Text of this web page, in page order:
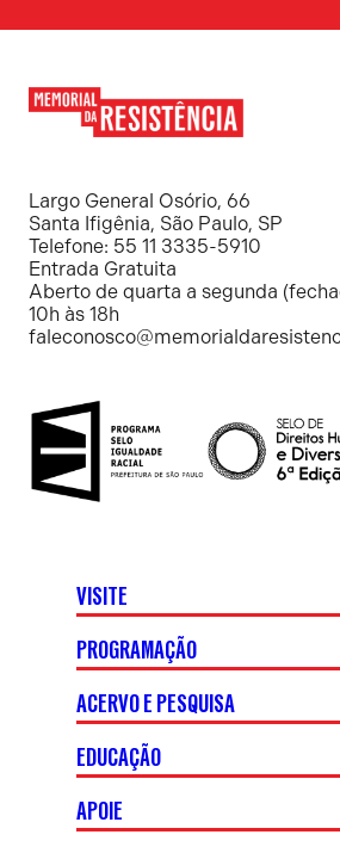
Resistência
Largo General Osório, 66
Santa Ifigênia, São Paulo, SP
Telefone: 55 11 3335-5910
Entrada Gratuita
Aberto de quarta a segunda
10h às 18h
VISITE
PROGRAMAÇÃO
ACERVO E PESQUISA
EDUCAÇÃO
APOIE